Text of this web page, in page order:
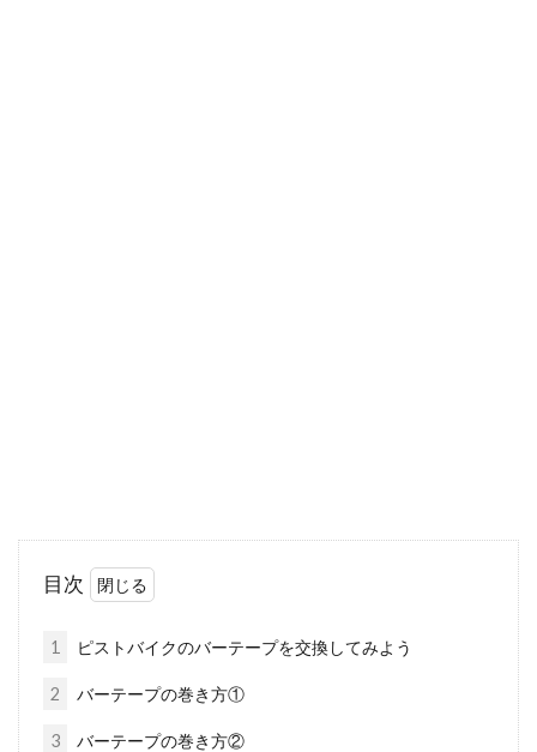
bb30aって？シマノのクランクは？
目次
1 ピストバイクのバーテープを交換してみよう
2 バーテープの巻き方①
3 バーテープの巻き方②